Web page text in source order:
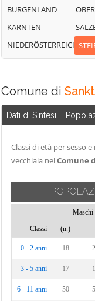
BURGENLAND
KÄRNTEN
NIEDERÖSTERREICH
Comune di
Dati di Sintesi
Classi di età per sesso
vecchiaia nelComune
Maschi
Classi
(n.)
0 - 2 anni 18
3 - 5 anni 17
6 - 11 anni 50